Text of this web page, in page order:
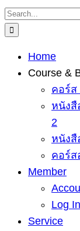
Skip
to
Search
for:
Home
Course &
คอร์ส
หนังสื
2
หนังสื
คอร์ส
Member
Log In
Service